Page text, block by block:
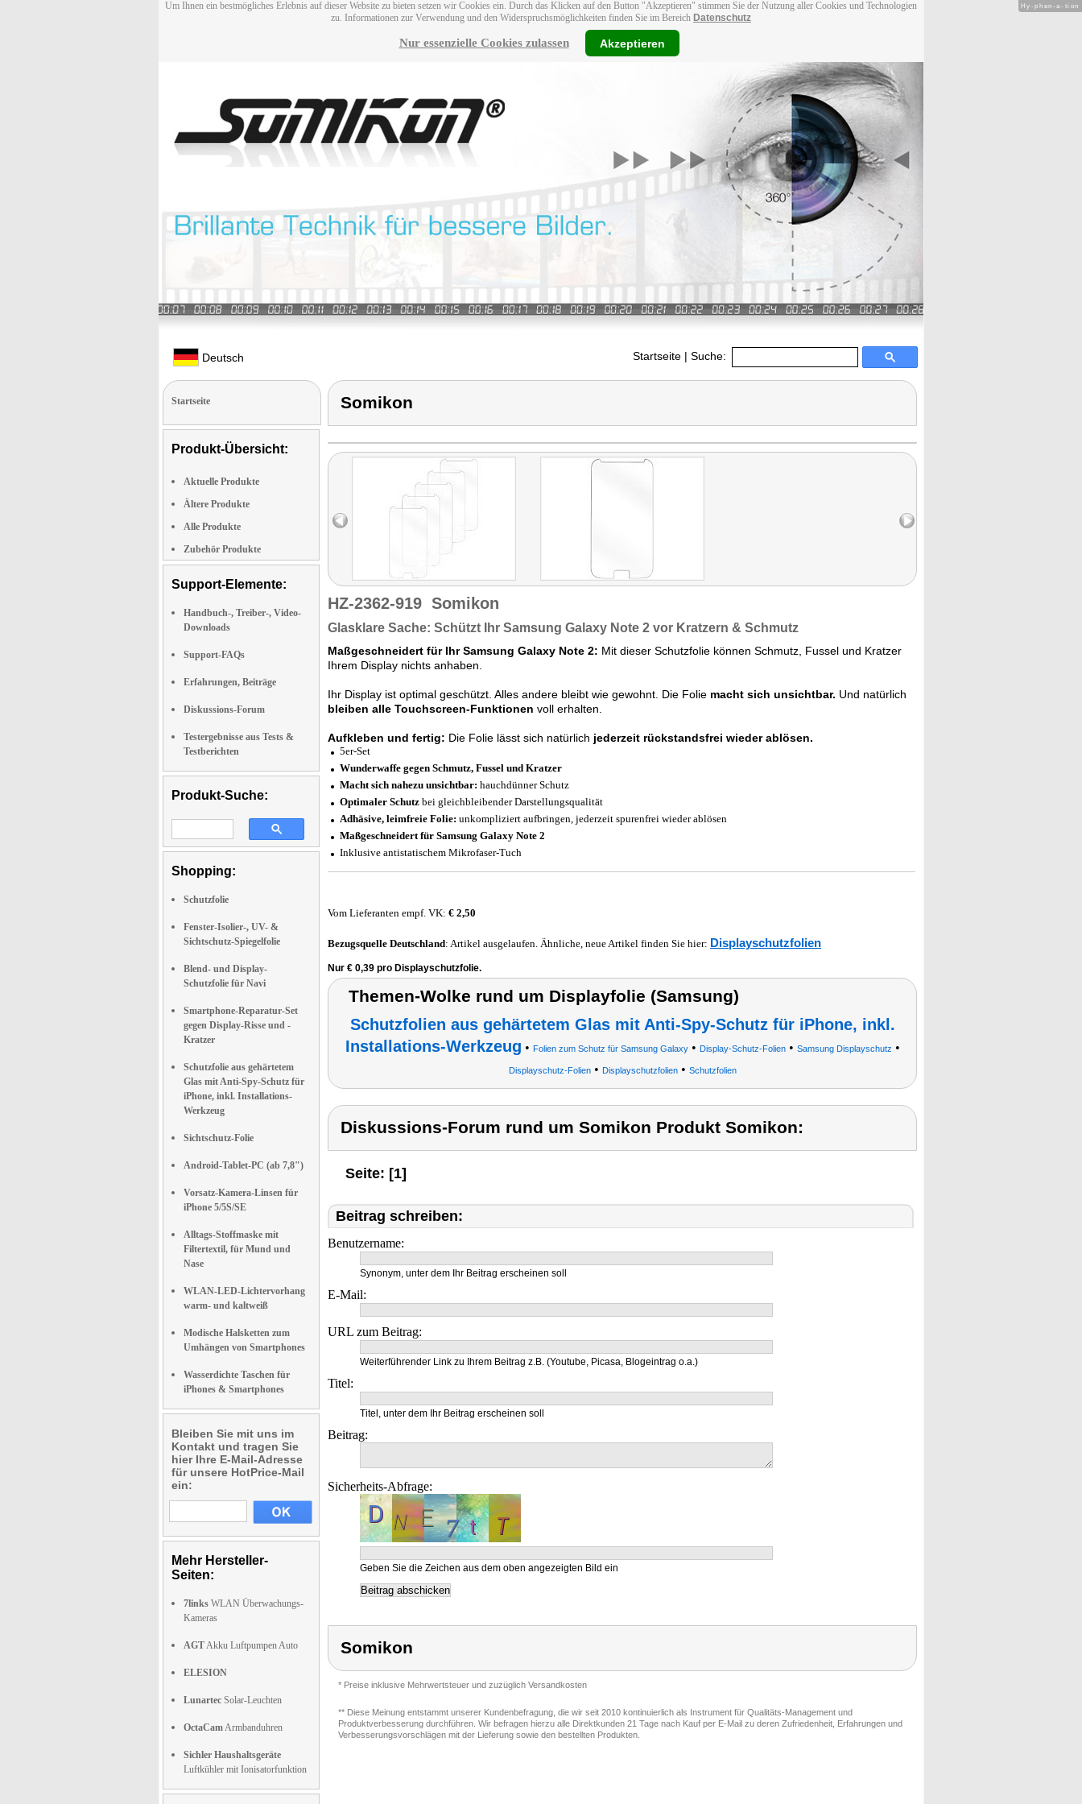
Um Ihnen ein bestmögliches Erlebnis auf dieser Website zu bieten setzen wir Cookies ein. Durch das Klicken auf den Button "Akzeptieren" stimmen Sie der Nutzung aller Cookies und Technologien
zu. Informationen zur Verwendung und den Widerspruchsmöglichkeiten finden Sie im Bereich Datenschutz
Nur essenzielle Cookies zulassen Akzeptieren
Deutsch Startseite | Suche:
Startseite
Produkt-Übersicht:
Aktuelle Produkte
Ältere Produkte
Alle Produkte
Zubehör Produkte
Support-Elemente:
Handbuch-, Treiber-, Video-
Downloads
Support-FAQs
Erfahrungen, Beiträge
Diskussions-Forum
Testergebnisse aus Tests &
Testberichten
Produkt-Suche:
Shopping:
Schutzfolie
Fenster-Isolier-, UV- &
Sichtschutz-Spiegelfolie
Blend- und Display-
Schutzfolie für Navi
Smartphone-Reparatur-Set
gegen Display-Risse und -
Kratzer
Schutzfolie aus gehärtetem
Glas mit Anti-Spy-Schutz für
iPhone, inkl. Installations-
Werkzeug
Sichtschutz-Folie
Android-Tablet-PC (ab 7,8")
Vorsatz-Kamera-Linsen für
iPhone 5/5S/SE
Alltags-Stoffmaske mit
Filtertextil, für Mund und
Nase
WLAN-LED-Lichtervorhang
warm- und kaltweiß
Modische Halsketten zum
Umhängen von Smartphones
Wasserdichte Taschen für
iPhones & Smartphones
Bleiben Sie mit uns im
Kontakt und tragen Sie
hier Ihre E-Mail-Adresse
für unsere HotPrice-Mail
ein:
Mehr Hersteller-
Seiten:
7links WLAN Überwachungs-
Kameras
AGTAkku Luftpumpen Auto
ELESION
Lunartec Solar-Leuchten
OctaCamArmbanduhren
Sichler Haushaltsgeräte
Luftkühler mit Ionisatorfunktion
Somikon
HZ-2362-919 Somikon
Glasklare Sache: Schützt Ihr Samsung Galaxy Note 2 vor Kratzern & Schmutz
Maßgeschneidert für Ihr Samsung Galaxy Note 2: Mit dieser Schutzfolie können Schmutz, Fussel und Kratzer
Ihrem Display nichts anhaben.
Ihr Display ist optimal geschützt. Alles andere bleibt wie gewohnt. Die Folie macht sich unsichtbar. Und natürlich
bleiben alle Touchscreen-Funktionen voll erhalten.
Aufkleben und fertig: Die Folie lässt sich natürlich jederzeit rückstandsfrei wieder ablösen.
5er-Set
Wunderwaffe gegen Schmutz, Fussel und Kratzer
Macht sich nahezu unsichtbar: hauchdünner Schutz
Optimaler Schutz bei gleichbleibender Darstellungsqualität
Adhäsive, leimfreie Folie: unkompliziert aufbringen, jederzeit spurenfrei wieder ablösen
Maßgeschneidert für Samsung Galaxy Note 2
Inklusive antistatischem Mikrofaser-Tuch
Vom Lieferanten empf. VK: € 2,50
Bezugsquelle Deutschland: Artikel ausgelaufen. Ähnliche, neue Artikel finden Sie hier: Displayschutzfolien
Nur € 0,39 pro Displayschutzfolie.
Themen-Wolke rund um Displayfolie (Samsung)
Schutzfolien aus gehärtetem Glas mit Anti-Spy-Schutz für iPhone, inkl.
Installations-Werkzeug • Folien zum Schutz für Samsung Galaxy• Display-Schutz-Folien• Samsung Displayschutz •
Displayschutz-Folien• Displayschutzfolien• Schutzfolien
Diskussions-Forum rund um Somikon Produkt Somikon:
Seite: [1]
Beitrag schreiben:
Benutzername:
Synonym, unter dem Ihr Beitrag erscheinen soll
E-Mail:
URL zum Beitrag:
Weiterführender Link zu Ihrem Beitrag z.B. (Youtube, Picasa, Blogeintrag o.a.)
Titel:
Titel, unter dem Ihr Beitrag erscheinen soll
Beitrag:
Sicherheits-Abfrage:
Geben Sie die Zeichen aus dem oben angezeigten Bild ein
Somikon
* Preise inklusive Mehrwertsteuer und zuzüglich Versandkosten
** Diese Meinung entstammt unserer Kundenbefragung, die wir seit 2010 kontinuierlich als Instrument für Qualitäts-Management und
Produktverbesserung durchführen. Wir befragen hierzu alle Direktkunden 21 Tage nach Kauf per E-Mail zu deren Zufriedenheit, Erfahrungen und
Verbesserungsvorschlägen mit der Lieferung sowie den bestellten Produkten.
Hy-phen-a-tion